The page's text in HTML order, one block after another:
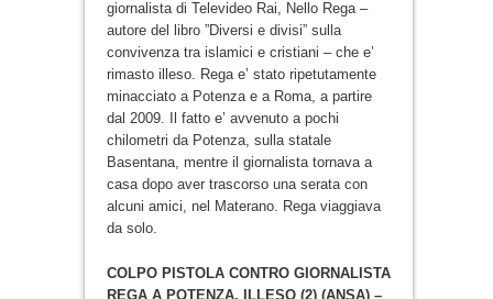
giornalista di Televideo Rai, Nello Rega –
autore del libro ”Diversi e divisi” sulla
convivenza tra islamici e cristiani – che e’
rimasto illeso. Rega e’ stato ripetutamente
minacciato a Potenza e a Roma, a partire
dal 2009. Il fatto e’ avvenuto a pochi
chilometri da Potenza, sulla statale
Basentana, mentre il giornalista tornava a
casa dopo aver trascorso una serata con
alcuni amici, nel Materano. Rega viaggiava
da solo.
COLPO PISTOLA CONTRO GIORNALISTA
REGA A POTENZA, ILLESO (2) (ANSA) –